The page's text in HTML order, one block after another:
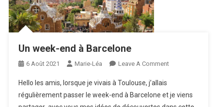
Un week-end à Barcelone
6 Août 2021 Marie-Léa Leave A CommentOn
End
Hello les amis, lorsque je vivais à Toulouse, j’allais
régulièrement passer le week-end à Barcelone et je viens